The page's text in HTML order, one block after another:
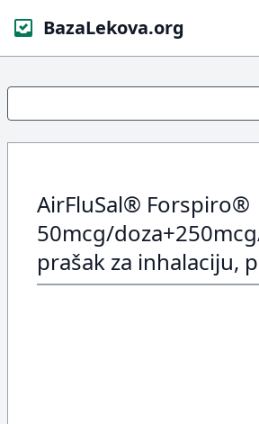
BazaLekova.org
AirFluSal® Forspiro®
50mcg/
prašak za inhalaciju,